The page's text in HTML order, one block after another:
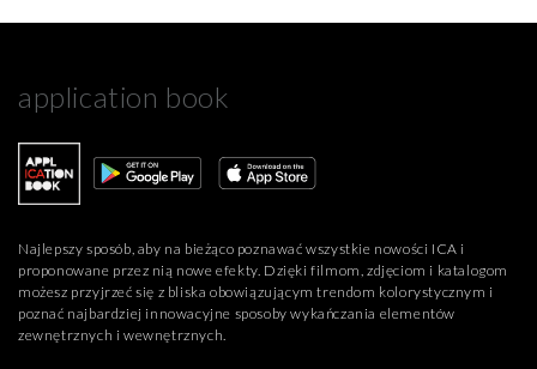
application book
Najlepszy sposób, aby na bieżąco poznawać wszystkie nowości ICA i
proponowane przez nią nowe efekty. Dzięki filmom, zdjęciom i katalogom
możesz przyjrzeć się z bliska obowiązującym trendom kolorystycznym i
poznać najbardziej innowacyjne sposoby wykańczania elementów
zewnętrznych i wewnętrznych.